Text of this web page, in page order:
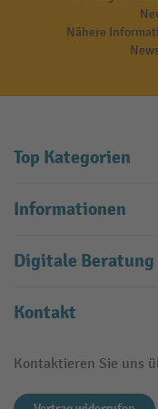
Nähere
Top Kategorien
Informationen
Digitale Beratung
Kontakt
Kontaktieren Sie uns